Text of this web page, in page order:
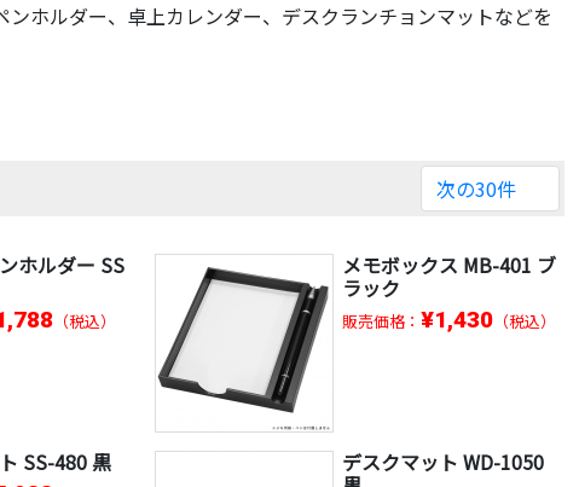
ホルダー、卓上カレンダー、デスクランチョンマットなどを
次の30件
ホルダー SS
（税込）
メモボックス MB-401 ブ
ラック
販売価格： ¥1,430（税込）
SS-480 黒 デスクマット WD-1050